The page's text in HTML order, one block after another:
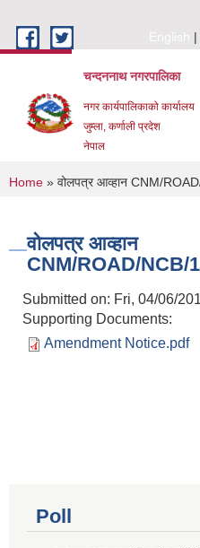
English
चन्दननाथ नगरपालिका
नगर कार्यपालिकाको कार्यालय
जुम्ला, कर्णाली प्रदेश
नेपाल
You are here
Home » वोलपत्र आव्हान CNM/
वोलपत्र आव्हान
CNM/ROAD/NCB/
Submitted on: Fri, 04/06/
Supporting Documents:
Amendment Notice.pdf
Poll